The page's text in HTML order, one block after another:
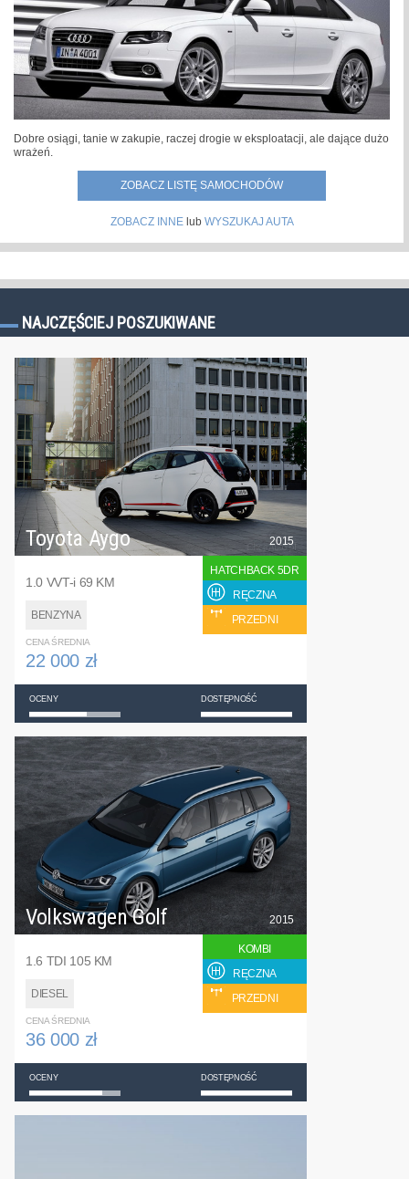
Dobre osiągi, tanie w zakupie, raczej drogie w eksploatacji, ale dające dużo
wrażeń.
ZOBACZ LISTĘ SAMOCHODÓW
ZOBACZ INNElub WYSZUKAJ AUTA
NAJCZĘŚCIEJ POSZUKIWANE
Toyota Aygo
1.0 VVT-i 69 KM
BENZYNA
2015
HATCHBACK 5DR
RĘCZNA
PRZEDNI
CENA ŚREDNIA
22 000 zł
OCENY DOSTĘPNOŚĆ
Volkswagen Golf
1.6 TDI 105 KM
DIESEL
2015
KOMBI
RĘCZNA
PRZEDNI
CENA ŚREDNIA
36 000 zł
OCENY DOSTĘPNOŚĆ